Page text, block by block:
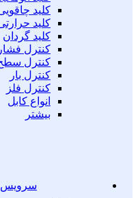
کلید
کلید
کلید گردان
کنترل
کنترل
کنترل بار
کنترل فلز
انواع کابل
بیشتر
سرویس